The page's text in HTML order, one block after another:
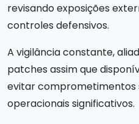
revisando exposições
controles defensivos.
A vigilância constante,
patches assim que
evitar comprometimentos
operacionais significativos.